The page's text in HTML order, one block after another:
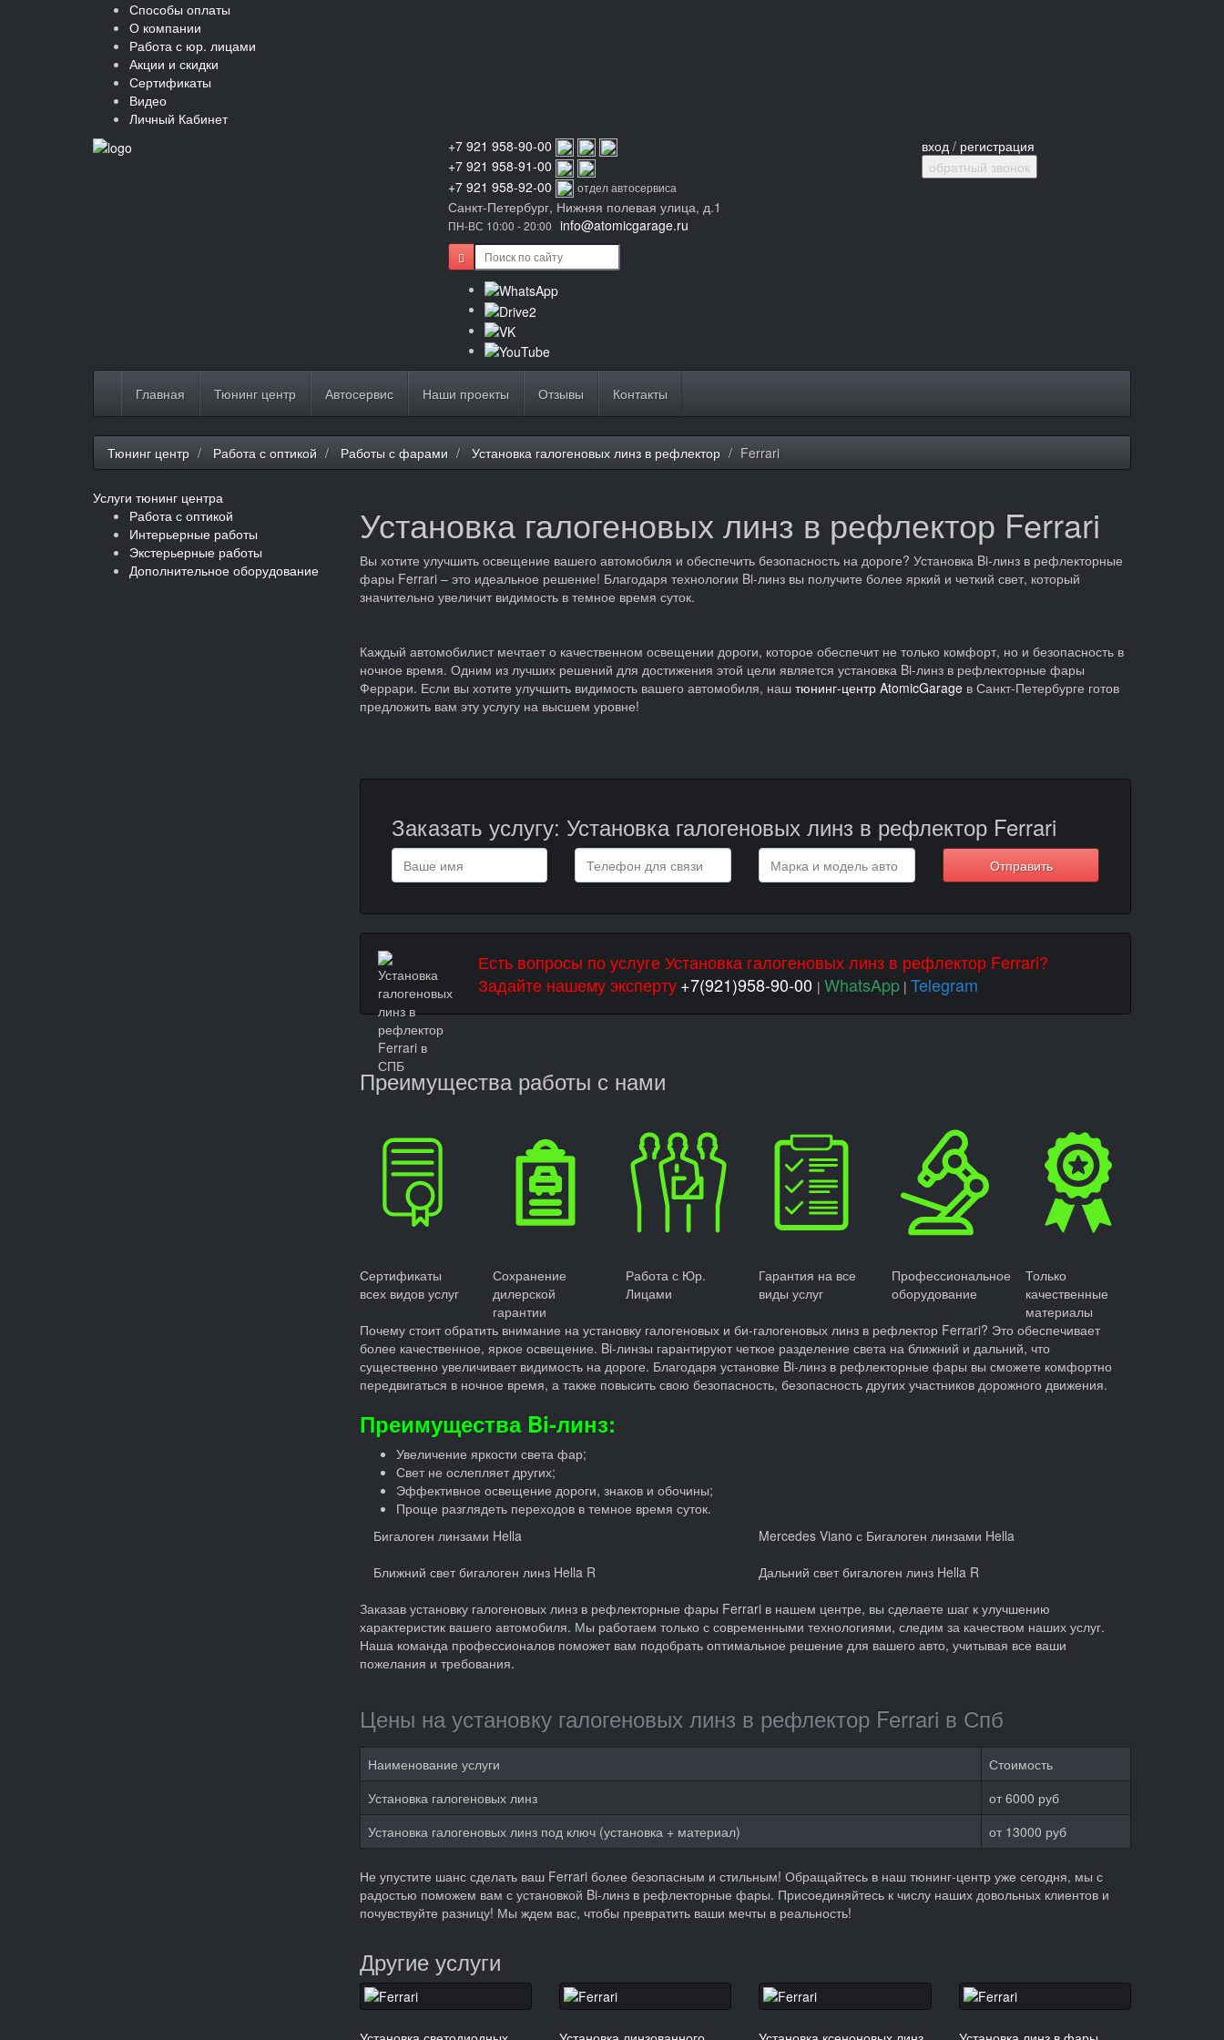
Способы оплаты
О компании
Работа с юр. лицами
Акции и скидки
Сертификаты
Видео
Личный Кабинет
+7 921 958-90-00
+7 921 958-91-00
+7 921 958-92-00
отдел автосервиса
Санкт-Петербург, Нижняя полевая улица, д.1
ПН-ВС 10:00 - 20:00 info@atomicgarage.ru
вход/ регистрация
обратный звонок
Главная Тюнинг центр Автосервис Наши проекты Отзывы Контакты
Тюнинг центр Работа с оптикой Работы с фарами Установка галогеновых линз в рефлектор Ferrari
Услуги тюнинг центра
Работа с оптикой
Интерьерные работы
Экстерьерные работы
Дополнительное оборудование
Установка галогеновых линз в рефлектор Ferrari
Вы хотите улучшить освещение вашего автомобиля и обеспечить безопасность на дороге? Установка Bi-линз в рефлекторные
фары Ferrari – это идеальное решение! Благодаря технологии Bi-линз вы получите более яркий и четкий свет, который
значительно увеличит видимость в темное время суток.
Каждый автомобилист мечтает о качественном освещении дороги, которое обеспечит не только комфорт, но и безопасность в
ночное время. Одним из лучших решений для достижения этой цели является установка Bi-линз в рефлекторные фары
Феррари. Если вы хотите улучшить видимость вашего автомобиля, наш тюнинг-центр AtomicGarageв Санкт-Петербурге готов
предложить вам эту услугу на высшем уровне!
Заказать услугу: Установка галогеновых линз в рефлектор Ferrari
Отправить
Есть вопросы по услуге Установка галогеновых линз в рефлектор Ferrari?
Задайте нашему эксперту+7(921)958-90-00 | WhatsApp| Telegram
Преимущества работы с нами
Сертификаты
всех видов услуг
Сохранение
дилерской
гарантии
Работа с Юр.
Лицами
Гарантия на все
виды услуг
Профессиональное
оборудование
Только
качественные
материалы
Почему стоит обратить внимание на установку галогеновых и би-галогеновых линз в рефлектор Ferrari? Это обеспечивает
более качественное, яркое освещение. Bi-линзы гарантируют четкое разделение света на ближний и дальний, что
существенно увеличивает видимость на дороге. Благодаря установке Bi-линз в рефлекторные фары вы сможете комфортно
передвигаться в ночное время, а также повысить свою безопасность, безопасность других участников дорожного движения.
Преимущества Bi-линз:
Увеличение яркости света фар;
Свет не ослепляет других;
Эффективное освещение дороги, знаков и обочины;
Проще разглядеть переходов в темное время суток.
Бигалоген линзами Hella
Mercedes Viano с Бигалоген линзами Hella
Ближний свет бигалоген линз Hella R
Дальний свет бигалоген линз Hella R
Заказав установку галогеновых линз в рефлекторные фары Ferrari в нашем центре, вы сделаете шаг к улучшению
характеристик вашего автомобиля. Мы работаем только с современными технологиями, следим за качеством наших услуг.
Наша команда профессионалов поможет вам подобрать оптимальное решение для вашего авто, учитывая все ваши
пожелания и требования.
Цены на установку галогеновых линз в рефлектор Ferrari в Спб
Наименование услуги
Стоимость
Установка галогеновых линз
от 6000 руб
Установка галогеновых линз под ключ (установка + материал)
от 13000 руб
Не упустите шанс сделать ваш Ferrari более безопасным и стильным! Обращайтесь в наш тюнинг-центр уже сегодня, мы с
радостью поможем вам с установкой Bi-линз в рефлекторные фары. Присоединяйтесь к числу наших довольных клиентов и
почувствуйте разницу! Мы ждем вас, чтобы превратить ваши мечты в реальность!
Другие услуги